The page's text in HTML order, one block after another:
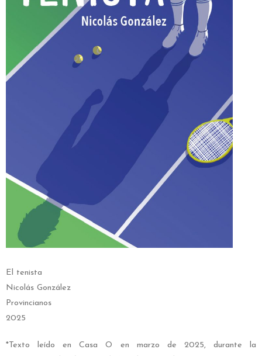
El tenista
Nicolás González
Provincianos
2025
*Texto leído en Casa O en marzo de 2025, durante la